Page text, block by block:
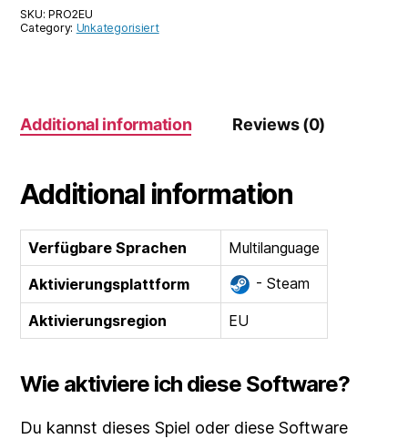
SKU:PRO2EU
Category: Unkategorisiert
Additional information Reviews (0)
Additional information
Verfügbare Sprachen
Multilanguage
Aktivierungsplattform
- Steam
Aktivierungsregion EU
Wie aktiviere ich diese Software?
Du kannst dieses Spiel oder diese Software